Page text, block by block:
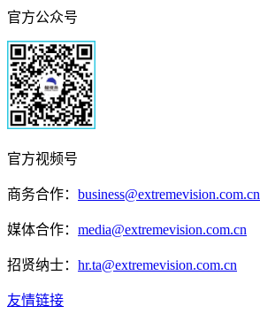
官方公众号
官方视频号
商务合作： business@extremevision.com.cn
媒体合作： media@extremevision.com.cn
招贤纳士： hr.ta@extremevision.com.cn
友情链接